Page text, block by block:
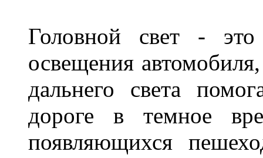
Головной свет -
освещения
дальнего света
дороге в темное
появляющихся